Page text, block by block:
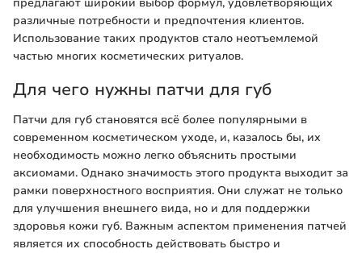
различные потребности и предпочтения клиентов.
Использование таких продуктов стало неотъемлемой
частью многих косметических ритуалов.
Для чего нужны патчи для губ
Патчи для губ становятся всё более популярными в
современном косметическом уходе, и, казалось бы, их
необходимость можно легко объяснить простыми
аксиомами. Однако значимость этого продукта выходит за
рамки поверхностного восприятия. Они служат не только
для улучшения внешнего вида, но и для поддержки
здоровья кожи губ. Важным аспектом применения патчей
является их способность действовать быстро и